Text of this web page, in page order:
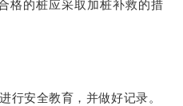
格的桩应采取加桩补救的措
行安全教育，并做好记录。